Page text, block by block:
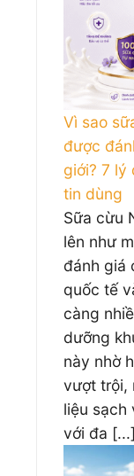
Vì sao
được
giới? 7 lý
tin dùng
Sữa cừu
lên như
đánh giá
quốc tế
càng
dưỡng
này nhờ
vượt trội,
liệu sạch
với đa [...]